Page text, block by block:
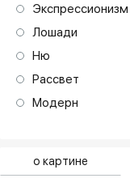
о картине
Экспрессионизм
Лошади
Ню
Рассвет
Модерн